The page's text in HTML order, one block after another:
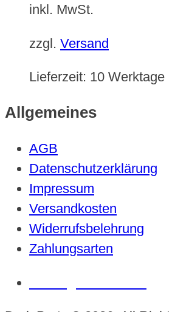
inkl. MwSt.
zzgl. Versand
Lieferzeit: 10 Werktage
Allgemeines
AGB
Datenschutzerklärung
Impressum
Versandkosten
Widerrufsbelehrung
Zahlungsarten